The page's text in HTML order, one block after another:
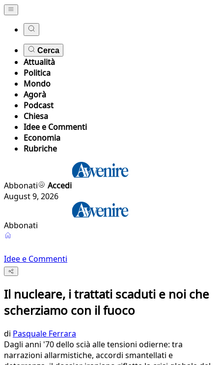
Cerca
Attualità
Politica
Mondo
Agorà
Podcast
Chiesa
Idee e Commenti
Economia
Rubriche
Abbonati
Accedi
August 9, 2026
Abbonati
Idee e Commenti
Il nucleare, i trattati scaduti e noi che
scherziamo con il fuoco
di Pasquale Ferrara
Dagli anni '70 dello scià alle tensioni odierne: tra
narrazioni allarmistiche, accordi smantellati e